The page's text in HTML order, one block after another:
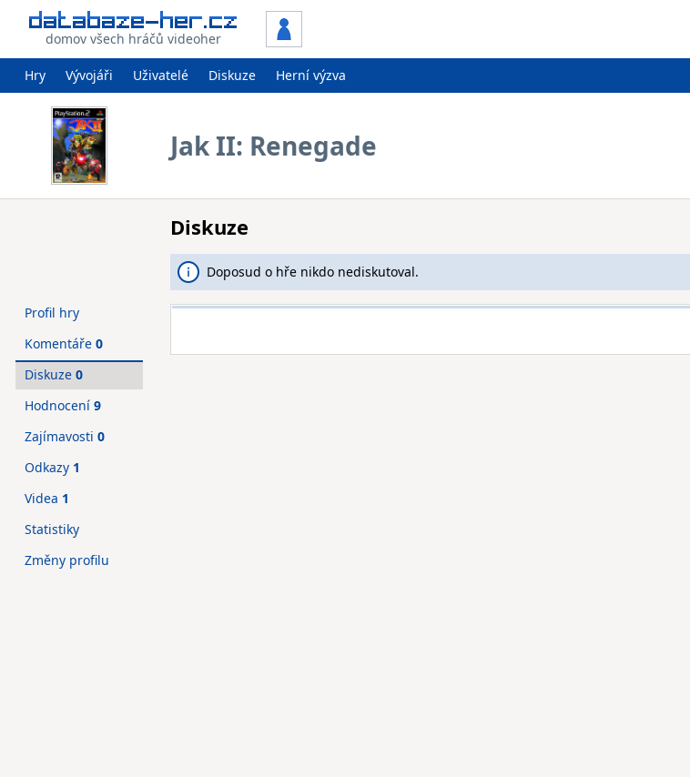
domov všech hráčů videoher
Hry Vývojáři Uživatelé Diskuze Herní výzva
Jak II: Renegade
Diskuze
Doposud o hře nikdo nediskutoval.
Profil hry
Komentáře 0
Diskuze 0
Hodnocení 9
Zajímavosti 0
Odkazy 1
Videa 1
Statistiky
Změny profilu